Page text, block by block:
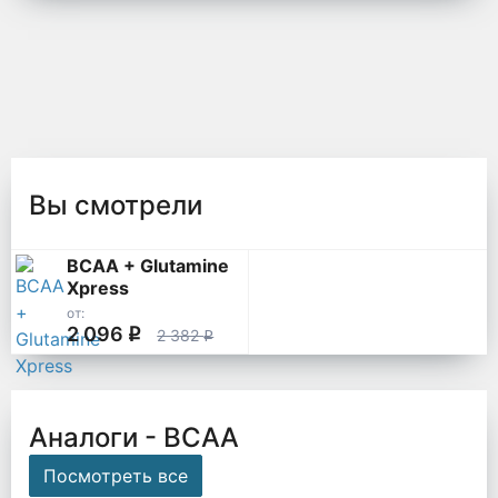
Вы смотрели
BCAA + Glutamine
Xpress
от:
2 096 q 2 382q
Аналоги - ВСАА
Посмотреть все